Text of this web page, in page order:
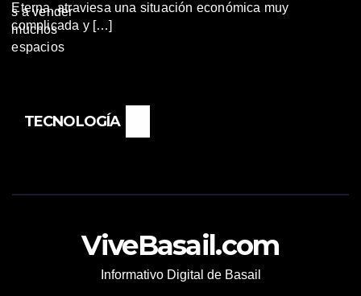
Eterna, atraviesa una situación económica muy
complicada y […]
TECNOLOGÍA
ViveBasail.com
Informativo Digital de Basail